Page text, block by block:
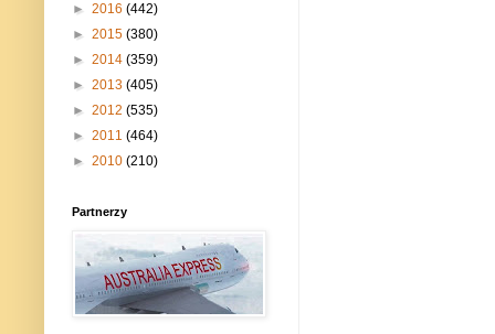
► 2016 (442)
► 2015 (380)
► 2014 (359)
► 2013 (405)
► 2012 (535)
► 2011 (464)
► 2010 (210)
Partnerzy